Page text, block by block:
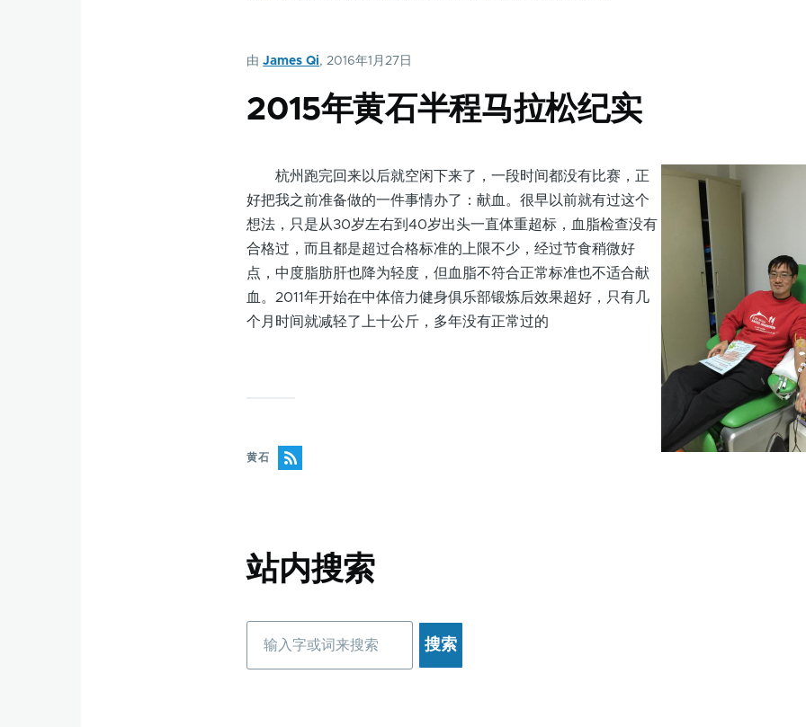
由James Qi, 2016年1月27日
2015年黄石半程马拉松纪实
杭州跑完回来以后就空闲下来了，一段时间都没有比赛，正
好把我之前准备做的一件事情办了：献血。很早以前就有过这个
想法，只是从30岁左右到40岁出头一直体重超标，血脂检查没有
合格过，而且都是超过合格标准的上限不少，经过节食稍微好
点，中度脂肪肝也降为轻度，但血脂不符合正常标准也不适合献
血。2011年开始在中体倍力健身俱乐部锻炼后效果超好，只有几
个月时间就减轻了上十公斤，多年没有正常过的
黄石
站内搜索